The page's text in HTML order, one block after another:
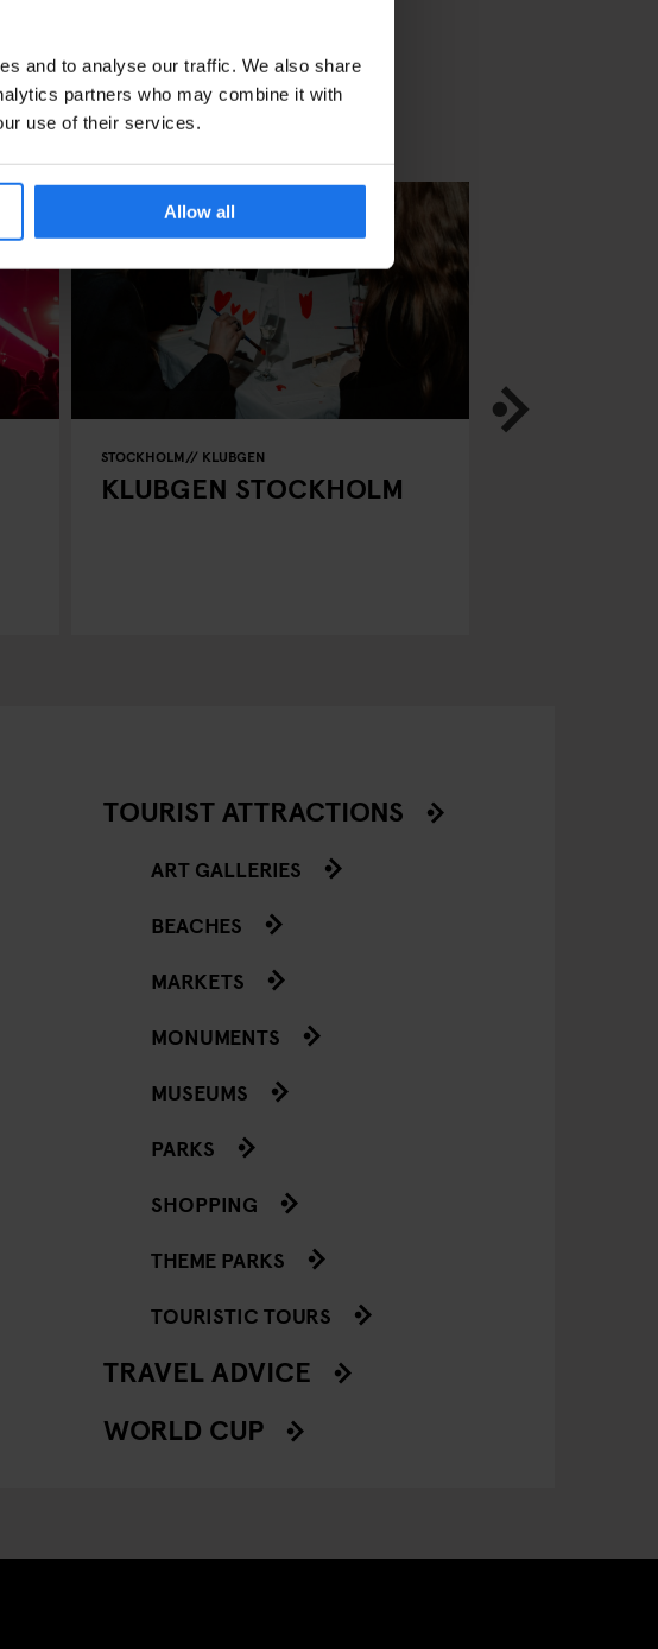
and to analyse our traffic. We also share
partners who may combine it with
use of their services.
Allow all
STOCKHOLM KLUBGEN
KLUBGEN STOCKHOLM
TOURIST ATTRACTIONS
ART GALLERIES
BEACHES
MARKETS
MONUMENTS
MUSEUMS
PARKS
SHOPPING
THEME PARKS
TOURISTIC TOURS
TRAVEL ADVICE
WORLD CUP